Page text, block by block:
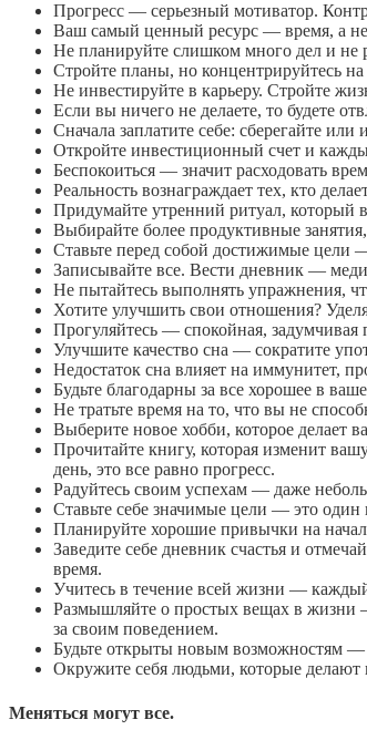
Прогресс — серьезный мотиватор.
Ваш самый ценный ресурс — время, а не
Не планируйте слишком много дел и не
Стройте планы, но концентрируйтесь
Не инвестируйте в карьеру. Стройте
Если вы ничего не делаете, то будете
Сначала заплатите себе: сберегайте
Откройте инвестиционный счет и
Беспокоиться — значит расходовать
Реальность вознаграждает тех, кто
Придумайте утренний ритуал, который
Выбирайте более продуктивные
Ставьте перед собой достижимые цели
Записывайте все. Вести дневник —
Не пытайтесь выполнять упражнения,
Хотите улучшить свои отношения?
Прогуляйтесь — спокойная, задумчивая
Улучшите качество сна — сократите
Недостаток сна влияет на иммунитет,
Будьте благодарны за все хорошее в
Не тратьте время на то, что вы не
Выберите новое хобби, которое делает
Прочитайте книгу, которая изменит
день, это все равно прогресс.
Радуйтесь своим успехам — даже
Ставьте себе значимые цели — это
Планируйте хорошие привычки на
Заведите себе дневник счастья и
время.
Учитесь в течение всей жизни —
Размышляйте о простых вещах в жизни —
за своим поведением.
Будьте открыты новым возможностям —
Окружите себя людьми, которые
Меняться могут все.